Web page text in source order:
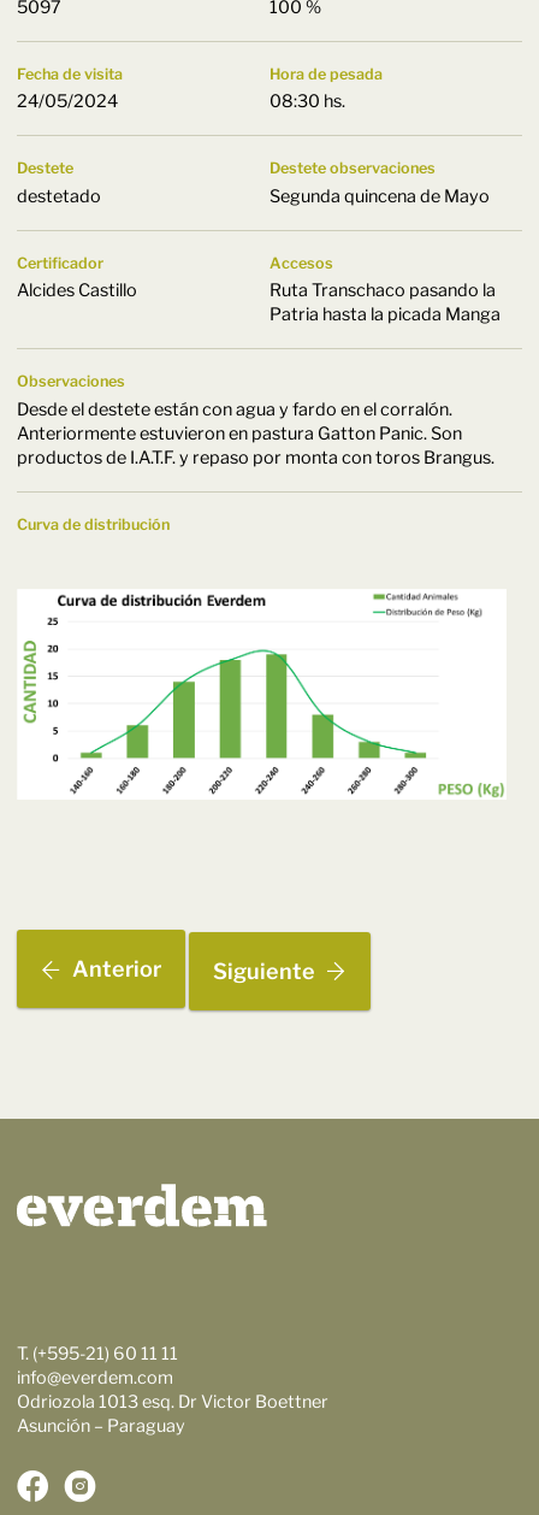
5097 100 %
Fecha de visita
24/05/2024
Hora de pesada
08:30 hs.
Destete
destetado
Destete observaciones
Segunda quincena de Mayo
Certificador
Alcides Castillo
Accesos
Ruta Transchaco pasando la
Patria hasta la picada Manga
Observaciones
Desde el destete están con agua y fardo en el corralón.
Anteriormente estuvieron en pastura Gatton Panic. Son
productos de I.A.T.F. y repaso por monta con toros Brangus.
Curva de distribución
Anterior Siguiente
T. (+595-21) 60 11 11
info@everdem.com
Odriozola 1013 esq. Dr Victor Boettner
Asunción – Paraguay